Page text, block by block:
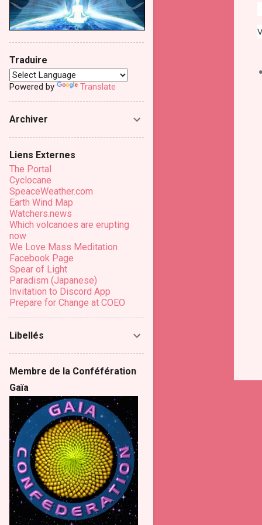
Traduire
Powered by Translate
Archiver
Liens Externes
The Portal
Cyclocane
SpeaceWeather.com
Earth Wind Map
Watchers.news
Which volcanoes are erupting
now
We Love Mass Meditation
Facebook Page
Spear of Light
Paradism (Japanese)
Invitation to Discord App
Prepare for Change at COEO
Libellés
Membre de la Conféfération
Gaïa